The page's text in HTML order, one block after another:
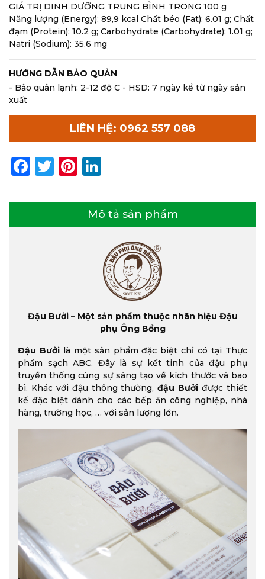
GIÁ TRỊ DINH DƯỠNG TRUNG BÌNH TRONG 100 g
Năng lượng (Energy): 89,9 kcal Chất béo (Fat): 6.01 g; Chất
đạm (Protein): 10.2 g; Carbohydrate (Carbohydrate): 1.01 g;
Natri (Sodium): 35.6 mg
HƯỚNG DẪN BẢO QUẢN
- Bảo quản lạnh: 2-12 độ C - HSD: 7 ngày kể từ ngày sản
xuất
LIÊN HỆ: 0962 557 088
Facebook
Twitter
Pinterest
Mô tả sản phẩm
Đậu Bưởi – Một sản phẩm thuộc nhãn hiệu Đậu
phụ Ông Bồng
Đậu Bưởilà một sản phẩm đặc biệt chỉ có tại Thực
phẩm sạch ABC. Đây là sự kết tinh của đậu phụ
truyền thống cùng sự sáng tạo về kích thước và bao
bì. Khác với đậu thông thường,đậu Bưởi được thiết
kế đặc biệt dành cho các bếp ăn công nghiệp, nhà
hàng, trường học, … với sản lượng lớn.